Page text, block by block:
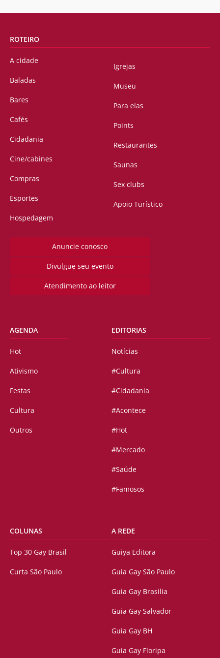
ROTEIRO
A cidade
Baladas
Bares
Cafés
Cidadania
Cine/cabines
Compras
Esportes
Hospedagem
Igrejas
Museu
Para elas
Points
Restaurantes
Saunas
Sex clubs
Apoio Turístico
Anuncie conosco
Divulgue seu evento
Atendimento ao leitor
AGENDA
Hot
Ativismo
Festas
Cultura
Outros
EDITORIAS
Notícias
#Cultura
#Cidadania
#Acontece
#Hot
#Mercado
#Saúde
#Famosos
COLUNAS
Top 30 Gay Brasil
Curta São Paulo
A REDE
Guiya Editora
Guia Gay São Paulo
Guia Gay Brasilia
Guia Gay Salvador
Guia Gay BH
Guia Gay Floripa